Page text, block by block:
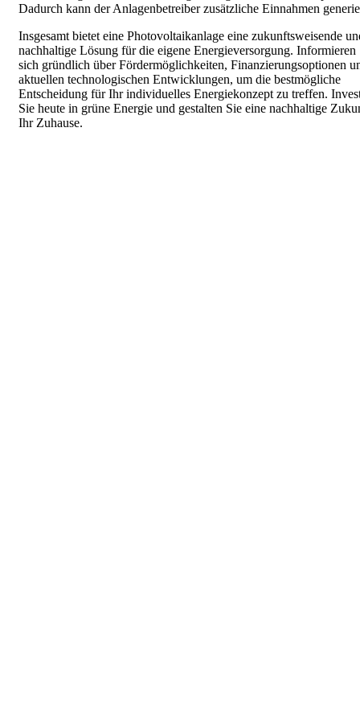
Dadurch kann der Anlagenbetreiber zusätzliche Einnahmen
Insgesamt bietet eine Photovoltaikanlage eine zukunftsweisende
nachhaltige Lösung für die eigene Energieversorgung. Informieren
sich gründlich über Fördermöglichkeiten, Finanzierungsoptionen
aktuellen technologischen Entwicklungen, um die bestmögliche
Entscheidung für Ihr individuelles Energiekonzept zu treffen.
Sie heute in grüne Energie und gestalten Sie eine nachhaltige
Ihr Zuhause.